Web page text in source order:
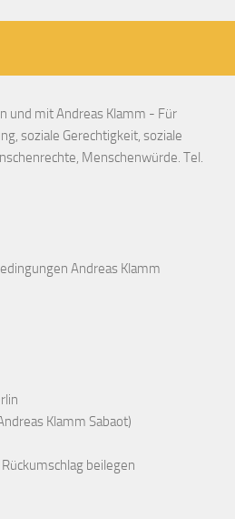
und mit Andreas Klamm - Für
soziale Gerechtigkeit, soziale
Menschenwürde. Tel.
Andreas Klamm
Klamm Sabaot)
beilegen